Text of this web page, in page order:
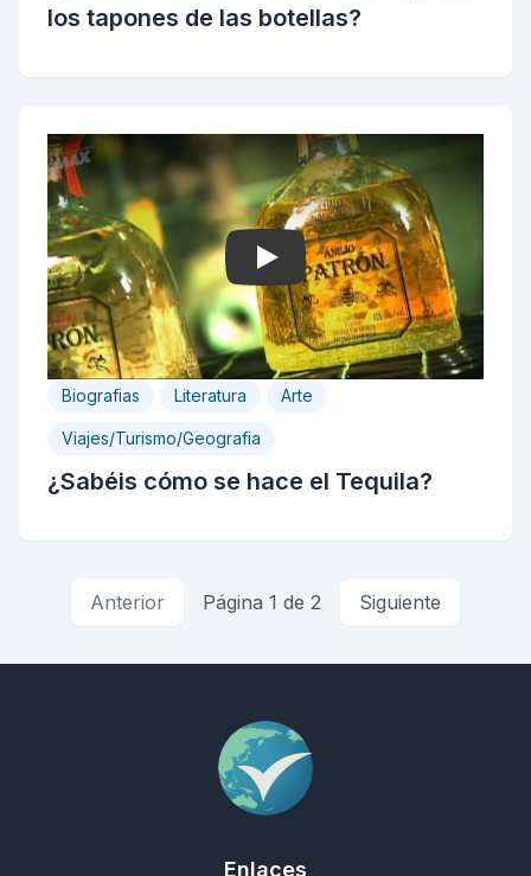
los tapones de las botellas?
Play
Biografias Literatura Arte
Viajes/Turismo/Geografia
¿Sabéis cómo se hace el Tequila?
Anterior Página 1 de 2 Siguiente
Enlaces